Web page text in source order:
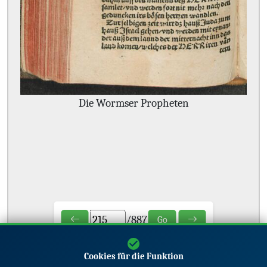
Die Wormser Propheten
/887 Go
Cookies für die Funktion